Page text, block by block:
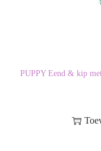
PUPPY Eend & kip